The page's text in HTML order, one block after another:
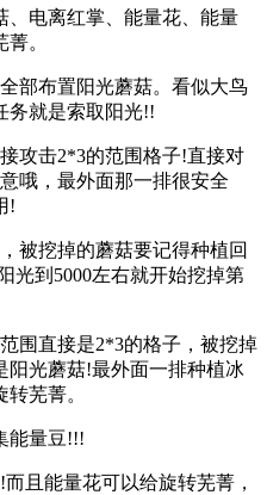
、电离红掌、能量花、能量
。
部布置阳光蘑菇。看似大鸟
务就是索取阳光!!
攻击2*3的范围格子!直接对
哦，最外面那一排很安全
!
被挖掉的蘑菇要记得种植回
光到5000左右就开始挖掉第
围直接是2*3的格子，被挖掉
阳光蘑菇!最外面一排种植冰
芜菁。
能量豆!!!
且能量花可以给旋转芜菁，